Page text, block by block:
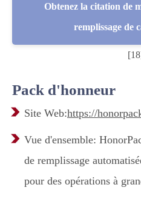
Obtenez la citation de
remplissage de
Pack d'honneur
Site Web:https://
Vue d'ensemble:
de remplissage
pour des opérations à